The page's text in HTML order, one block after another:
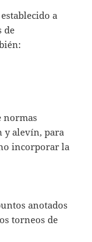
a
de
normas
y alevín, para
incorporar la
anotados
torneos de